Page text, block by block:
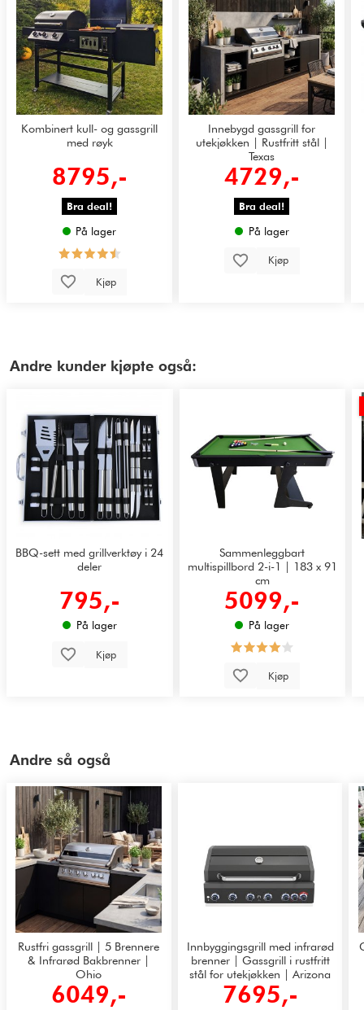
Kombinert kull- og gassgrill
med røyk
8795,-
Bra deal!
På lager
Kjøp
Innebygd gassgrill for
utekjøkken | Rustfritt stål |
Texas
4729,-
Bra deal!
På lager
Kjøp
Andre kunder kjøpte også:
BBQ-sett med grillverktøy i 24
deler
795,-
På lager
Kjøp
Sammenleggbart
multispillbord 2-i-1 | 183 x 91
cm
5099,-
På lager
Kjøp
Andre så også
Rustfri gassgrill | 5 Brennere
& Infrarød Bakbrenner |
Ohio
6049,-
Innbyggingsgrill med infrarød
brenner | Gassgrill i rustfritt
stål for utekjøkken | Arizona
7695,-